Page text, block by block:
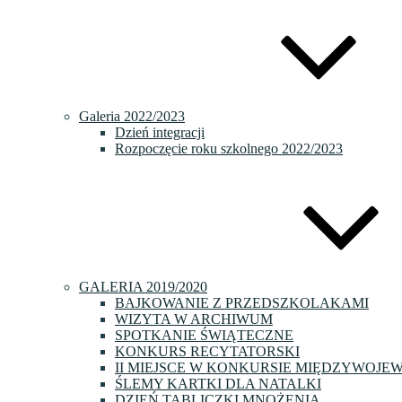
Galeria 2022/2023
Dzień integracji
Rozpoczęcie roku szkolnego 2022/2023
GALERIA 2019/2020
BAJKOWANIE Z PRZEDSZKOLAKAMI
WIZYTA W ARCHIWUM
SPOTKANIE ŚWIĄTECZNE
KONKURS RECYTATORSKI
II MIEJSCE W KONKURSIE
ŚLEMY KARTKI DLA NATALKI